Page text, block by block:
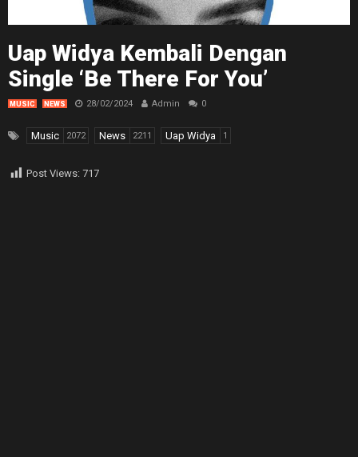
Uap Widya Kembali Dengan
Single ‘Be There For You’
MUSIC NEWS 28/02/2024 Admin 0
Music 2072 News 2211 Uap Widya 1
Post Views: 717